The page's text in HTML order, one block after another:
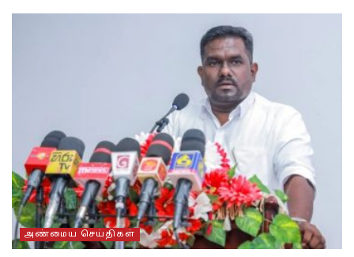
அண்மைய செய்திகள்